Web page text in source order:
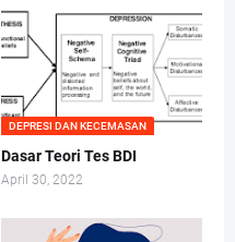
DEPRESI DAN KECEMASAN
Dasar Teori Tes BDI
April 30, 2022